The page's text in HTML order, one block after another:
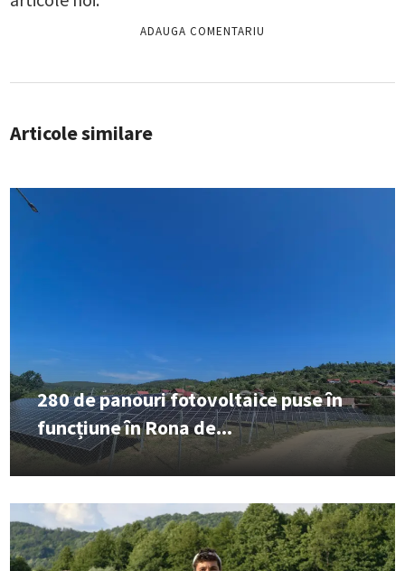
Articole similare
280 de panouri fotovoltaice puse în
funcțiune în Rona de...